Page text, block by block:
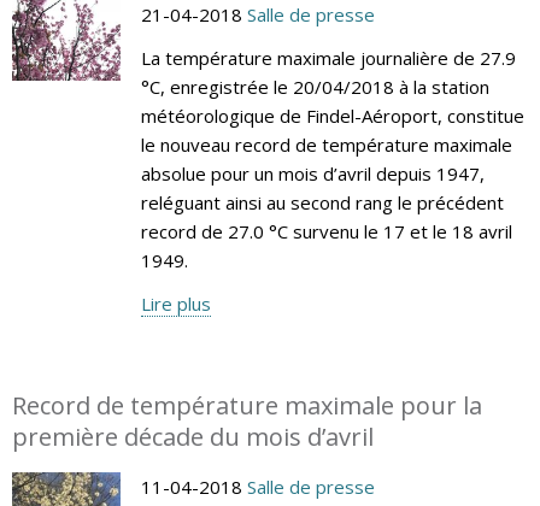
21-04-2018 Salle de presse
La température maximale journalière de 27.9
°C, enregistrée le 20/04/2018 à la station
météorologique de Findel-Aéroport, constitue
le nouveau record de température maximale
absolue pour un mois d’avril depuis 1947,
reléguant ainsi au second rang le précédent
record de 27.0 °C survenu le 17 et le 18 avril
1949.
Lire plus
Record de température maximale pour la
première décade du mois d’avril
11-04-2018 Salle de presse